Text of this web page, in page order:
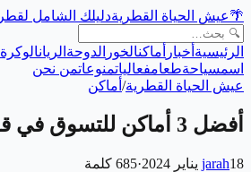
🌴عيش الحياة القطريةدليلك الشامل لقطر
الرئيسية أخبار أماكنالخور الدوحة الريانالوكرة
اسمسياحةطعامفعالياتمنوعاتمن نحن
عيش الحياة القطرية/ أماكن
أفضل 3 أماكن للتسوق في قطر
jarah18 يناير 2024 ·
685 كلمة